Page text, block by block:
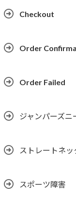
Checkout
Order
Order Failed
ジャンパーズニ
ストレートネッ
スポーツ障害